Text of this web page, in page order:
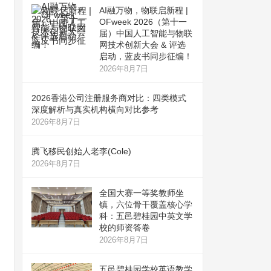
AI融万物，物联启新程 |
OFweek 2026（第十一
届）中国人工智能与物联
网技术创新大会 & 评选
启动，蓝皮书同步征编！
2026年8月7日
2026香港公司注册服务商对比：四类模式
深度解析与真实机构横向对比参考
2026年8月7日
腾飞移民创始人老李(Cole)
2026年8月7日
全国大赛一等奖教师坐
镇，六位骨干覆盖核心学
科：五邑碧桂园中英文学
校的师资答卷
2026年8月7日